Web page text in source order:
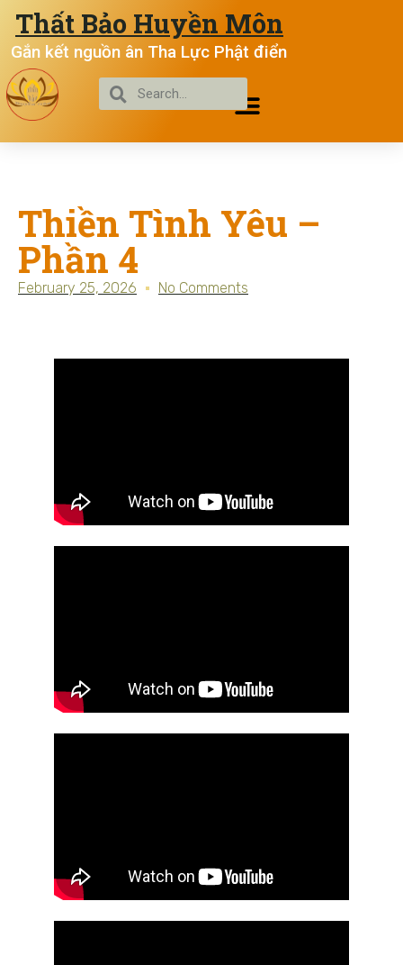
Thất Bảo Huyền Môn
Gắn kết nguồn ân Tha Lực Phật điển
Thiền Tình Yêu –
Phần 4
February 25, 2026 No Comments